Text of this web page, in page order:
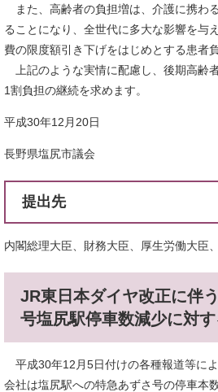
また、高齢者の負担増は、介護に携わ
ることになり、全世代に多大な影響を与
費の限度額引き下げをはじめとする患者
上記のような実情に配慮し、後期高齢
1割負担の継続を求めます。
平成30年12月20日
長野県塩尻市議会
提出先
内閣総理大臣、財務大臣、厚生労働大臣
JR東日本ダイヤ改正に伴
号塩尻駅停車数減少に対
平成30年12月5日付けの各種報道等に
会社は塩尻駅への特急あずさ号の停車本